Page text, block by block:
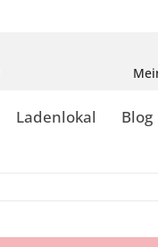
Ladenlokal Blog